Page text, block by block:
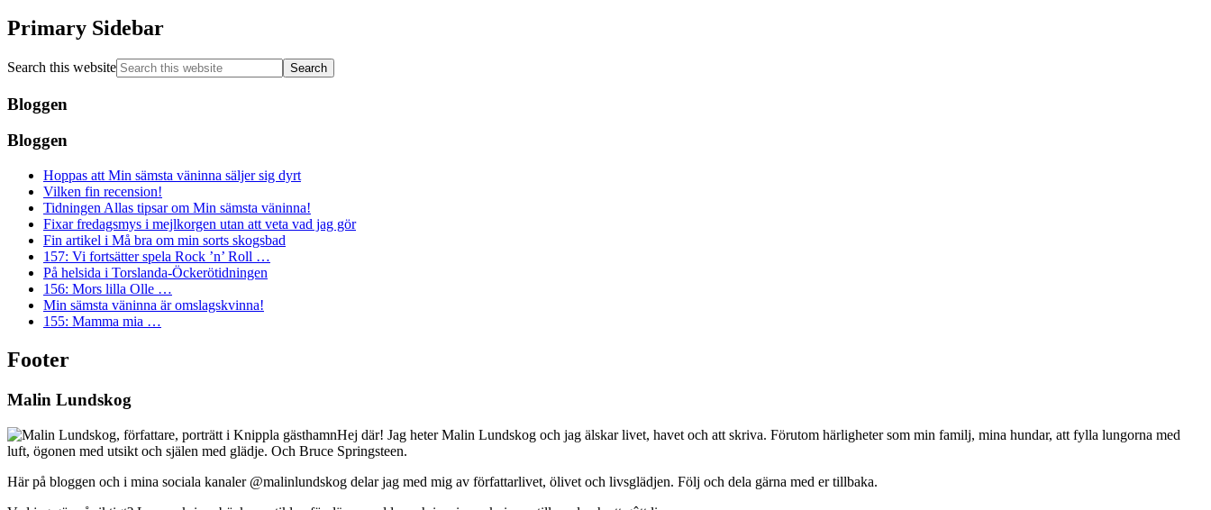
Primary Sidebar
Search this website
Bloggen
Bloggen
Hoppas att Min sämsta väninna säljer sig dyrt
Vilken fin recension!
Tidningen Allas tipsar om Min sämsta väninna!
Fixar fredagsmys i mejlkorgen utan att veta vad jag gör
Fin artikel i Må bra om min sorts skogsbad
157: Vi fortsätter spela Rock ’n’ Roll …
På helsida i Torslanda-Öckerötidningen
156: Mors lilla Olle …
Min sämsta väninna är omslagskvinna!
155: Mamma mia …
Footer
Malin Lundskog
Hej där! Jag heter Malin Lundskog och jag älskar livet, havet och att skriva. Förutom härligheter som min familj, mina hundar, att fylla lungorna med
luft, ögonen med utsikt och själen med glädje. Och Bruce Springsteen.
Här på bloggen och i mina sociala kanaler @malinlundskog delar jag med mig av författarlivet, ölivet och livsglädjen. Följ och dela gärna med er tillbaka.